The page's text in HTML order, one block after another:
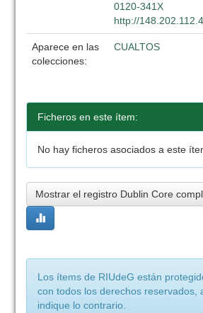
0120-341X
http://
Aparece en las
colecciones:
CUALTOS
Ficheros en este ítem:
No hay ficheros asociados a este
Mostrar el registro Dublin Core
Los ítems de RIUdeG están
con todos los derechos reservados,
indique lo contrario.